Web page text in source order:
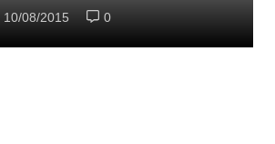
10/08/2015 0